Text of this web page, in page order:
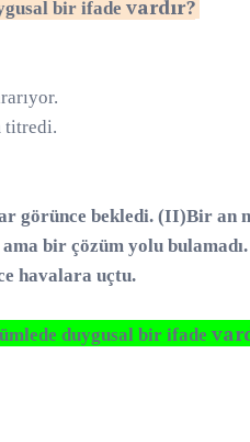
bir ifade vardır?
titredi.
görünce bekledi. (II)Bir an
bir çözüm yolu
havalara uçtu.
duygusal bir ifade